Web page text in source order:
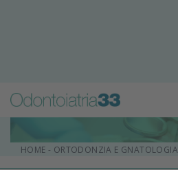
HOME - ORTODONZIA E GNATOLOGIA